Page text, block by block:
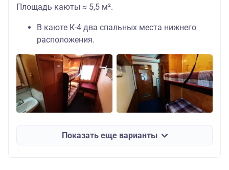
Площадь каюты ≈ 5,5 м².
В каюте К-4 два спальных места нижнего
расположения.
Показать еще варианты